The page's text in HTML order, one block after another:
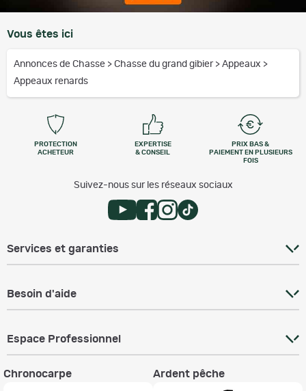
Vous êtes ici
Annonces de Chasse > Chasse du grand gibier > Appeaux >
Appeaux renards
PROTECTION
ACHETEUR
EXPERTISE
& CONSEIL
PRIX BAS &
PAIEMENT EN PLUSIEURS
FOIS
Suivez-nous sur les réseaux sociaux
Services et garanties
Besoin d'aide
Espace Professionnel
Chronocarpe Ardent pêche